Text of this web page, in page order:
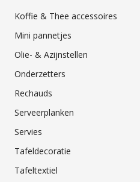
Koffie & Thee accessoires
Mini pannetjes
Olie- & Azijnstellen
Onderzetters
Rechauds
Serveerplanken
Servies
Tafeldecoratie
Tafeltextiel